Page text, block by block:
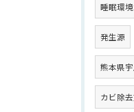
睡眠環境
発生源
熊本県
カビ除